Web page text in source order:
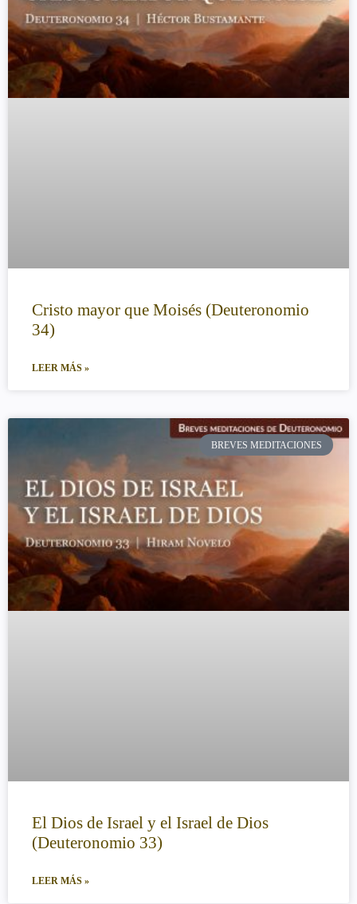
Cristo mayor que Moisés (Deuteronomio
34)
LEER MÁS »
BREVES MEDITACIONES
El Dios de Israel y el Israel de Dios
(Deuteronomio 33)
LEER MÁS »